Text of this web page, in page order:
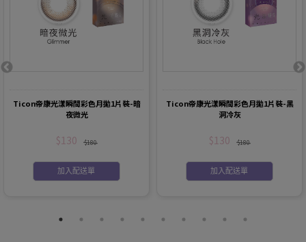
Ticon帝康光漾瞬間彩色月拋1片裝-暗
夜微光
$130 $180
加入配送單
Ticon帝康光漾瞬間彩色月拋1片裝-黑
洞冷灰
$130 $180
加入配送單